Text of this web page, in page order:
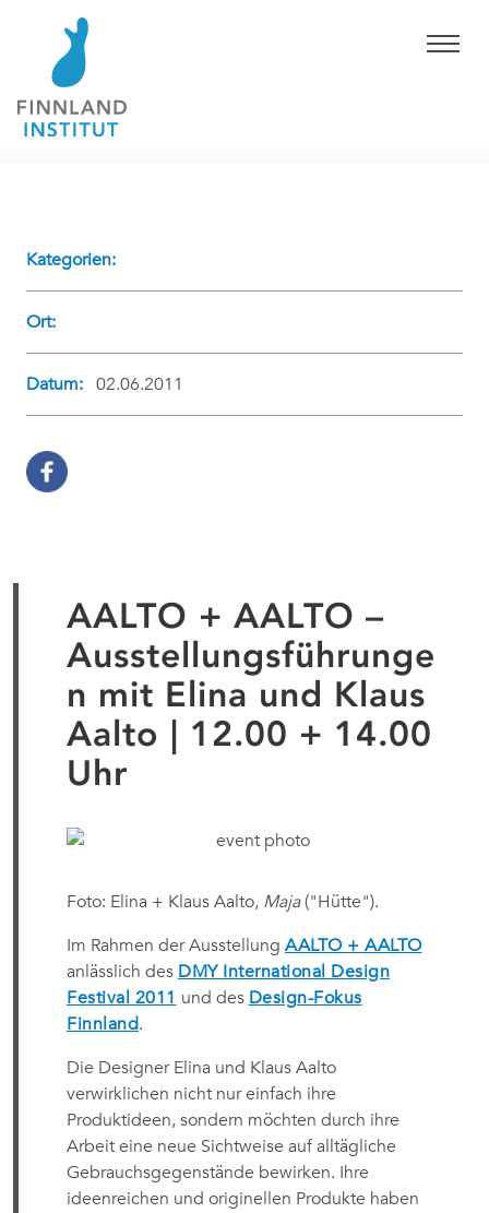
Kategorien:
Ort:
Datum: 02.06.2011
AALTO + AALTO –
Ausstellungsführunge
n mit Elina und Klaus
Aalto | 12.00 + 14.00
Uhr
Foto: Elina + Klaus Aalto, Maja ("Hütte").
Im Rahmen der Ausstellung AALTO + AALTO
anlässlich des DMY International Design
Festival 2011 und des Design-Fokus
Finnland.
Die Designer Elina und Klaus Aalto
verwirklichen nicht nur einfach ihre
Produktideen, sondern möchten durch ihre
Arbeit eine neue Sichtweise auf alltägliche
Gebrauchsgegenstände bewirken. Ihre
ideenreichen und originellen Produkte haben